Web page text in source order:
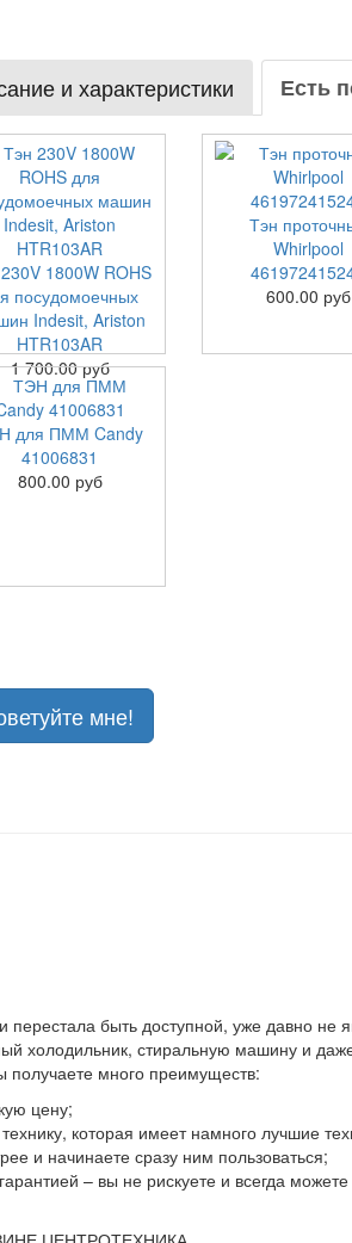
и характеристики Есть
1800W ROHS
посудомоечных
Indesit, Ariston
HTR103AR
1 700.00 руб
Тэн
Whirlpool
600.00 руб
для ПММ Candy
41006831
800.00 руб
мне!
быть доступной, уже давно не
холодильник, стиральную машину и
получаете много преимуществ:
цену;
которая имеет намного лучшие
и начинаете сразу ним пользоваться;
– вы не рискуете и всегда